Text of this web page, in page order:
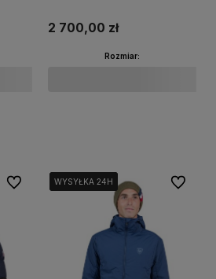
2 700,00 zł
Rozmiar:
Do ulubionychWYSYŁKA 24H
WYSYŁKA 24H
WYSYŁKA 24H Do